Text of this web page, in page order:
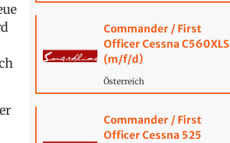
Commander / First
Officer Cessna C560XLS
(m/f/d)
Österreich
Commander / First
Officer Cessna 525